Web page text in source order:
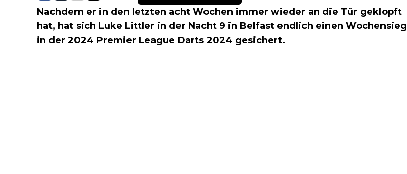
Nachdem er in den letzten acht Wochen immer wieder an die Tür geklopft
hat, hat sich Luke Littler in der Nacht 9 in Belfast endlich einen Wochensieg
in der 2024 Premier League Darts 2024 gesichert.